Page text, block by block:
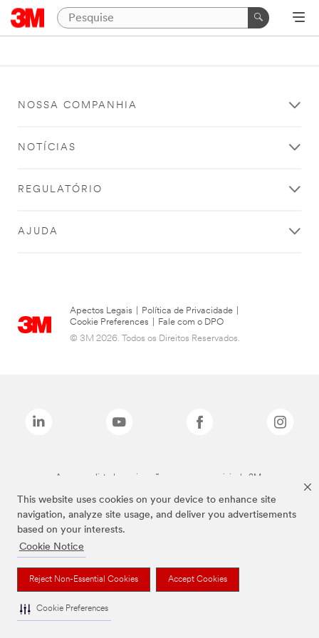
This website uses cookies on your device to enhance site
navigation, analyze site usage, and deliver you advertisements
based on your interests.
Cookie Notice
Reject Non-Essential Cookies Accept Cookies
Cookie Preferences
NOSSA COMPANHIA
NOTÍCIAS
REGULATÓRIO
AJUDA
Apectos Legais Política de Privacidade
Cookie Preferences
Fale com o DPO
© 3M 2026. Todos os Direitos Reservados.
As marcas listadas a cima são marcas comerciais da 3M.